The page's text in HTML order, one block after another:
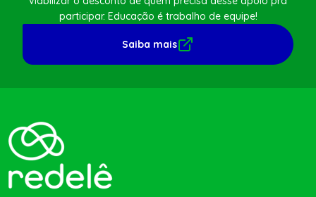
participar. Educação é trabalho de equipe!
Saiba mais